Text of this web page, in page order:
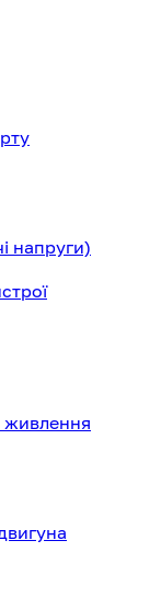
напруги)
живлення